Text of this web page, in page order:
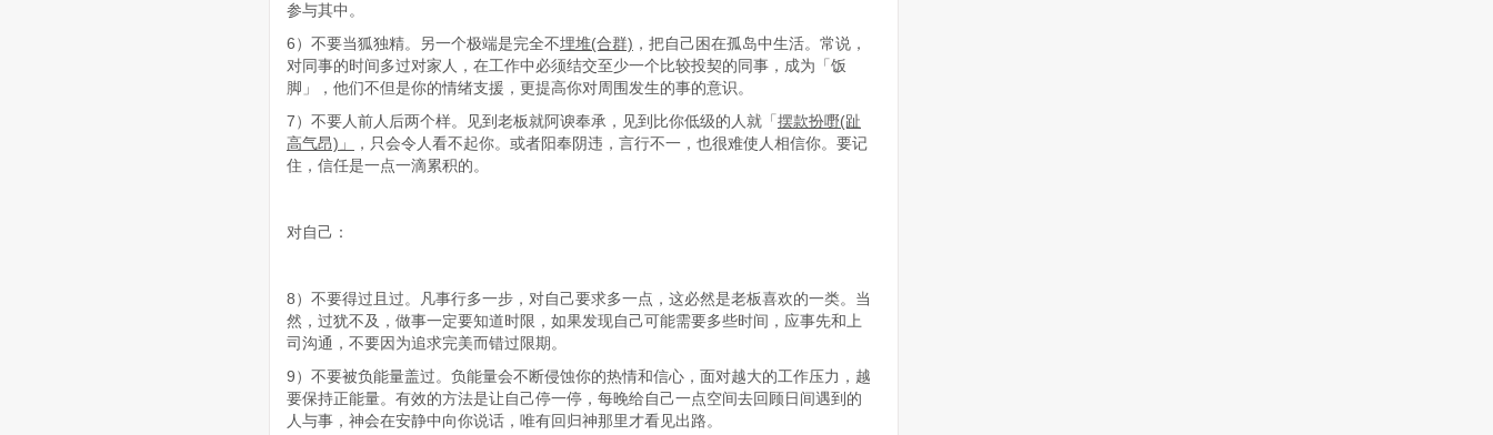
参与其中。
6）不要当狐独精。另一个极端是完全不埋堆(合群) ，把自己困在孤岛中生活。常说，
对同事的时间多过对家人，在工作中必须结交至少一个比较投契的同事，成为「饭
脚」，他们不但是你的情绪支援，更提高你对周围发生的事的意识。
7）不要人前人后两个样。见到老板就阿谀奉承，见到比你低级的人就「 摆款扮嘢(趾
高气昂)」
，只会令人看不起你。或者阳奉阴违，言行不一，也很难使人相信你。要记
住，信任是一点一滴累积的。
对自己：
8）不要得过且过。凡事行多一步，对自己要求多一点，这必然是老板喜欢的一类。当
然，过犹不及，做事一定要知道时限，如果发现自己可能需要多些时间，应事先和上
司沟通，不要因为追求完美而错过限期。
9）不要被负能量盖过。负能量会不断侵蚀你的热情和信心，面对越大的工作压力，越
要保持正能量。有效的方法是让自己停一停，每晚给自己一点空间去回顾日间遇到的
人与事，神会在安静中向你说话，唯有回归神那里才看见出路。